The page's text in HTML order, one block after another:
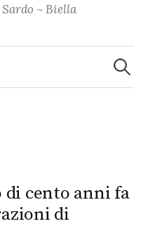
~ Biella
per:
di cento anni fa
di